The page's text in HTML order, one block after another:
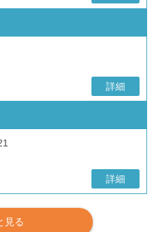
詳細
詳細
見る